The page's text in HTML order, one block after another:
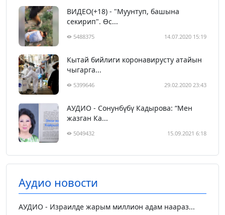
ВИДЕО(+18) - "Муунтуп, башына
секирип". Өс...
5488375 14.07.2020 15:19
Кытай бийлиги коронавирусту атайын
чыгарга...
5399646 29.02.2020 23:43
АУДИО - Сонунбүбү Кадырова: “Мен
жазган Ка...
5049432 15.09.2021 6:18
Аудио новости
АУДИО - Израилде жарым миллион адам наараз...